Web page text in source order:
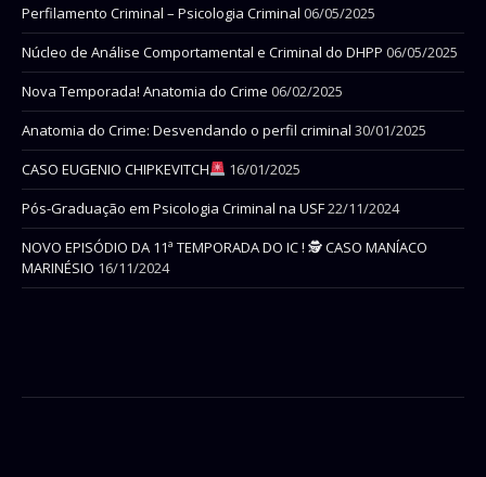
Perfilamento Criminal – Psicologia Criminal 06/05/2025
Núcleo de Análise Comportamental e Criminal do DHPP 06/05/2025
Nova Temporada! Anatomia do Crime 06/02/2025
Anatomia do Crime: Desvendando o perfil criminal 30/01/2025
CASO EUGENIO CHIPKEVITCH
16/01/2025
Pós-Graduação em Psicologia Criminal na USF22/11/2024
NOVO EPISÓDIO DA 11ª TEMPORADA DO IC ! 🕵 CASO MANÍACO
MARINÉSIO 16/11/2024